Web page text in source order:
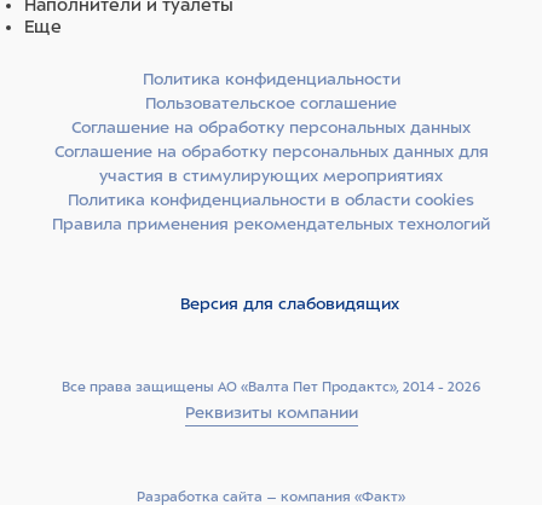
Наполнители и туалеты
Еще
Все права защищены АО «Валта Пет Продактс», 2014 - 2026
Реквизиты компании
Политика конфиденциальности
Пользовательское соглашение
Соглашение на обработку персональных данных
Соглашение на обработку персональных данных для
участия в стимулирующих мероприятиях
Политика конфиденциальности в области cookies
Правила применения рекомендательных технологий
Версия для слабовидящих
Разработка сайта –­ компания «Факт»